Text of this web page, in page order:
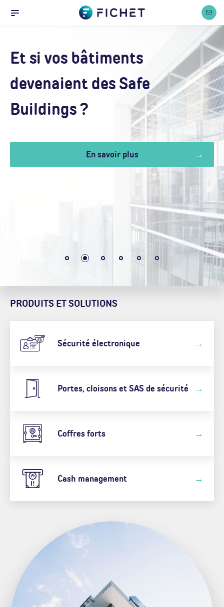
Menu Nous
Et si vos bâtiments
devenaient des Safe
Buildings ?
En savoir plus
PRODUITS ET SOLUTIONS
Sécurité électronique
Portes, cloisons et SAS de sécurité
Coffres forts
Cash management
Panneau de gestion des cookies